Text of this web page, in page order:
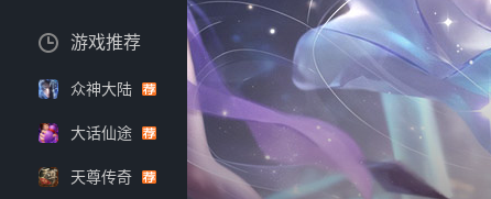
游戏推荐
众神大陆
大话仙途
天尊传奇